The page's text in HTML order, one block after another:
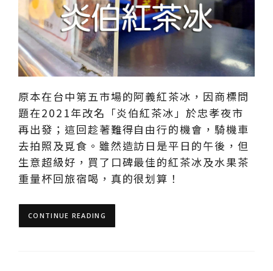
原本在台中第五市場的阿義紅茶冰，因商標問
題在2021年改名「炎伯紅茶冰」於忠孝夜市
再出發；這回趁著難得自由行的機會，騎機車
去拍照及覓食。雖然造訪日是平日的午後，但
生意超級好，買了口碑最佳的紅茶冰及水果茶
重量杯回旅宿喝，真的很划算！
CONTINUE READING